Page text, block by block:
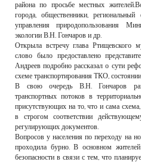
КОНТАКТЫ
района по просьбе местных
города, общественники,
управления природопользования
экологии В.Н. Гончаров и др.
Открыла встречу глава Ртищевского
слово было предоставлено
Андреев подробно рассказал о сути
схеме транспортирования ТКО,
В свою очередь В.Н. Гончаров
транспортных потоков в
присутствующих на то, что и сама
в строгом соответствии
регулирующих документов.
Вопросов у населения по переходу на
проходила бурно. В основном жителей
безопасности в связи с тем, что